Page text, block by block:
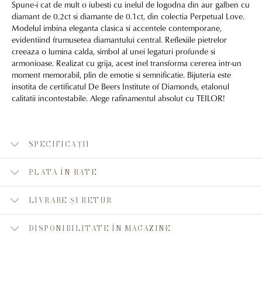
Spune-i cat de mult o iubesti cu inelul de logodna din aur galben cu
diamant de 0.2ct si diamante de 0.1ct, din colectia Perpetual Love.
Modelul imbina eleganta clasica si accentele contemporane,
evidentiind frumusetea diamantului central. Reflexiile pietrelor
creeaza o lumina calda, simbol al unei legaturi profunde si
armonioase. Realizat cu grija, acest inel transforma cererea intr-un
moment memorabil, plin de emotie si semnificatie. Bijuteria este
insotita de certificatul De Beers Institute of Diamonds, etalonul
calitatii incontestabile. Alege rafinamentul absolut cu TEILOR!
SPECIFICAȚII
PLATA ÎN RATE
LIVRARE ȘI RETUR
DISPONIBILITATE ÎN MAGAZINE